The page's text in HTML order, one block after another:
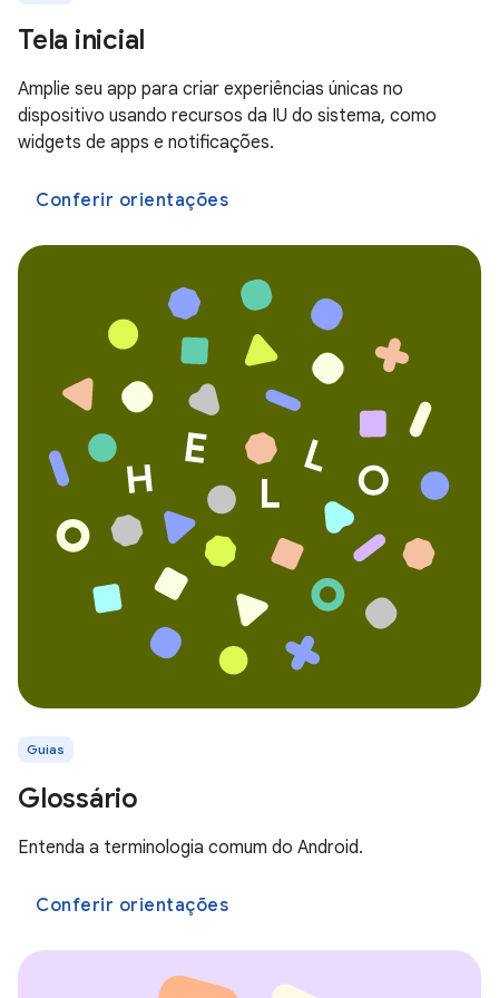
Tela inicial
Amplie seu app para criar experiências únicas no
dispositivo usando recursos da IU do sistema, como
widgets de apps e notificações.
Conferir orientações
Guias
Glossário
Entenda a terminologia comum do Android.
Conferir orientações